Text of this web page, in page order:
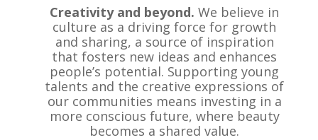
Creativity and beyond.We believe in
culture as a driving force for growth
and sharing, a source of inspiration
that fosters new ideas and enhances
people’s potential. Supporting young
talents and the creative expressions of
our communities means investing in a
more conscious future, where beauty
becomes a shared value.